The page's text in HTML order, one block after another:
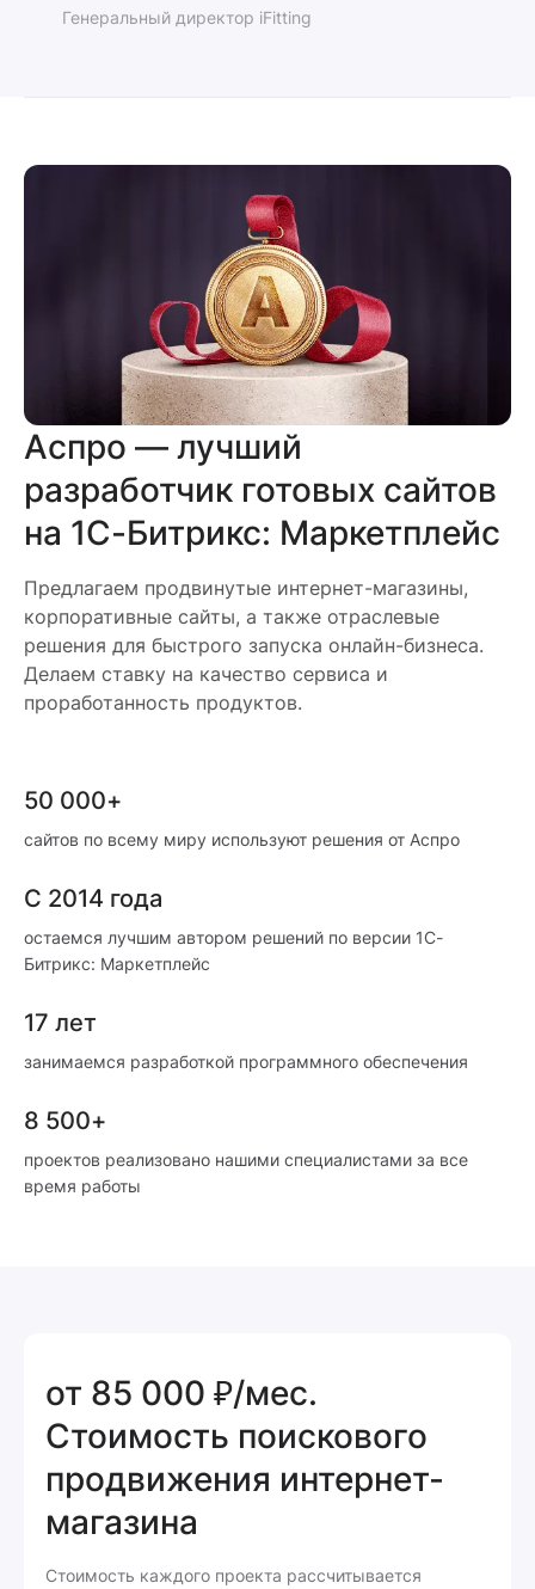
Были мелкие косяки, но в общем и
Генеральный директор iFitting
Аспро — лучший
разработчик готовых сайтов
на 1С-Битрикс: Маркетплейс
Предлагаем продвинутые интернет-магазины,
корпоративные сайты, а также отраслевые
решения для быстрого запуска онлайн-бизнеса.
Делаем ставку на качество сервиса и
проработанность продуктов.
50 000+
сайтов по всему миру используют решения от Аспро
С 2014 года
остаемся лучшим автором решений по версии 1С-
Битрикс: Маркетплейс
17 лет
занимаемся разработкой программного обеспечения
8 500+
проектов реализовано нашими специалистами за все
время работы
Стоимость поискового
продвижения интернет-
магазина
от 85 000 ₽/мес.
Стоимость каждого проекта рассчитывается